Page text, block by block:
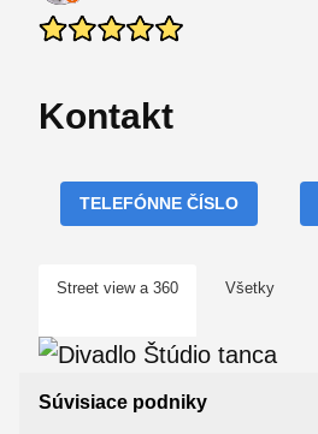
Kontakt
TELEFÓNNE ČÍSLO
Street view a 360 Všetky
Súvisiace podniky